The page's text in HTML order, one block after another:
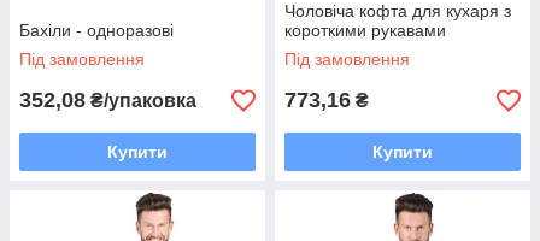
Бахіли - одноразові
Під замовлення
352,08 ₴/упаковка
Купити
Чоловіча кофта для кухаря з
короткими рукавами
Під замовлення
773,16 ₴
Купити